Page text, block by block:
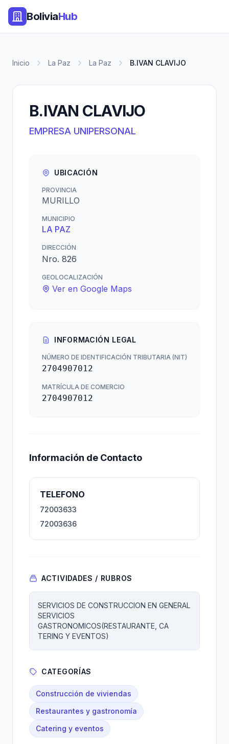
BoliviaHub
Inicio La Paz La Paz B.IVAN CLAVIJO
B.IVAN CLAVIJO
EMPRESA UNIPERSONAL
UBICACIÓN
PROVINCIA
MURILLO
MUNICIPIO
LA PAZ
DIRECCIÓN
Nro. 826
GEOLOCALIZACIÓN
Ver en Google Maps
INFORMACIÓN LEGAL
NÚMERO DE IDENTIFICACIÓN TRIBUTARIA (NIT)
2704907012
MATRÍCULA DE COMERCIO
2704907012
Información de Contacto
TELEFONO
72003633
72003636
ACTIVIDADES / RUBROS
SERVICIOS DE CONSTRUCCION EN GENERAL
SERVICIOS
GASTRONOMICOS(RESTAURANTE, CA
TERING Y EVENTOS)
CATEGORÍAS
Construcción de viviendas
Restaurantes y gastronomía
Catering y eventos